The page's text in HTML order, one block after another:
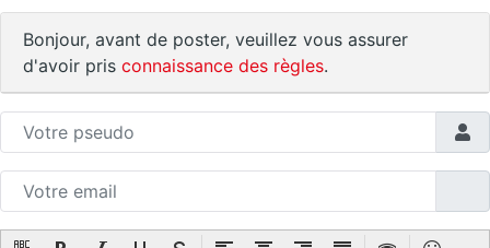
Bonjour, avant de poster, veuillez vous assurer
d'avoir pris connaissance des règles.